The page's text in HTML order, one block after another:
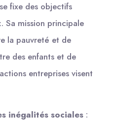
fixe des objectifs
Sa mission principale
la pauvreté et de
des enfants et de
entreprises visent
inégalités sociales :